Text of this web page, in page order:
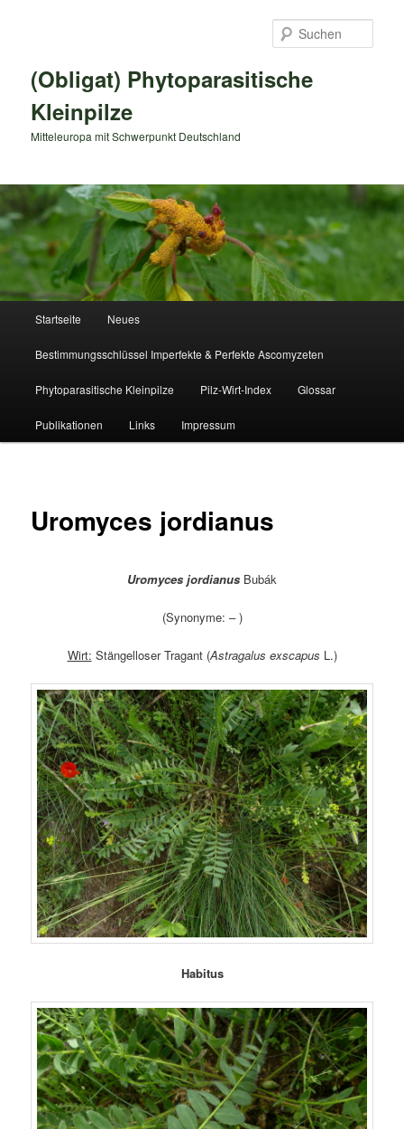
(Obligat) Phytoparasitische
Kleinpilze
Mitteleuropa mit Schwerpunkt Deutschland
Startseite Neues
Bestimmungsschlüssel Imperfekte & Perfekte Ascomyzeten
Phytoparasitische Kleinpilze Pilz-Wirt-Index Glossar
Publikationen Links Impressum
Uromyces jordianus
Uromyces jordianus Bubák
(Synonyme: – )
Wirt: Stängelloser Tragant (Astragalus exscapus L.)
Habitus